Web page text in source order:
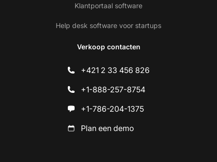
Klantportaal software
Help desk software voor startups
Verkoop contacten
+421 2 33 456 826
+1-888-257-8754
+1-786-204-1375
Plan een demo